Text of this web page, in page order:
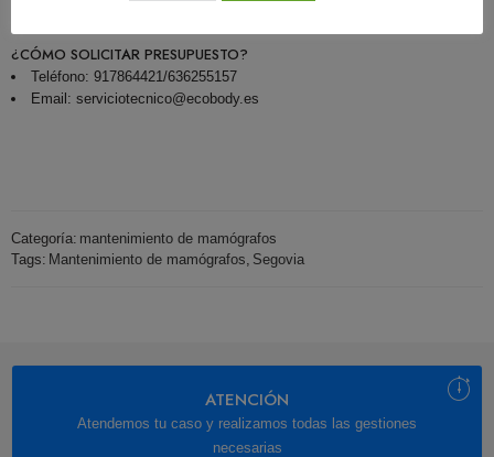
¿CÓMO SOLICITAR PRESUPUESTO?
Teléfono: 917864421/636255157
Email: serviciotecnico@ecobody.es
Categoría: mantenimiento de mamógrafos
Tags: Mantenimiento de mamógrafos Segovia
ATENCIÓN
Atendemos tu caso y realizamos todas las gestiones
necesarias